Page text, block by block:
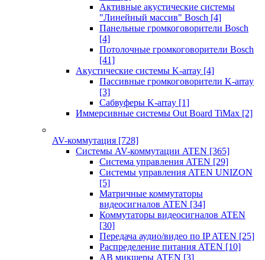
Активные акустические системы
"Линейный массив" Bosch [4]
Панельные громкоговорители Bosch
[4]
Потолочные громкоговорители Bosch
[41]
Акустические системы K-array [4]
Пассивные громкоговорители K-array
[3]
Сабвуферы K-array [1]
Иммерсивные системы Out Board TiMax [2]
AV-коммутация [728]
Системы AV-коммутации ATEN [365]
Система управления ATEN [29]
Системы управления ATEN UNIZON
[5]
Матричные коммутаторы
видеосигналов ATEN [34]
Коммутаторы видеосигналов ATEN
[30]
Передача аудио/видео по IP ATEN [25]
Распределение питания ATEN [10]
АВ микшеры ATEN [3]